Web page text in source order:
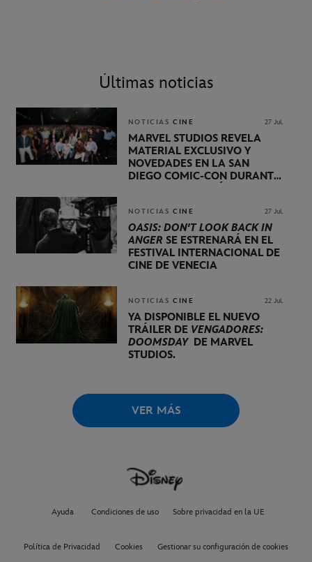
Últimas noticias
NOTICIAS CINE 27 Jul.
MARVEL STUDIOS REVELA
MATERIAL EXCLUSIVO Y
NOVEDADES EN LA SAN
DIEGO COMIC-CON DURANTE
NOTICIAS CINE 27 Jul.
OASIS: DON'T LOOK BACK IN
ANGER SE ESTRENARÁ EN EL
FESTIVAL INTERNACIONAL DE
CINE DE VENECIA
NOTICIAS CINE 22 Jul.
YA DISPONIBLE EL NUEVO
TRÁILER DE VENGADORES:
DOOMSDAYDE MARVEL
STUDIOS.
VER MÁS
Ayuda Condiciones de uso Sobre privacidad en la UE
Política de Privacidad Cookies Gestionar su configuración de cookies